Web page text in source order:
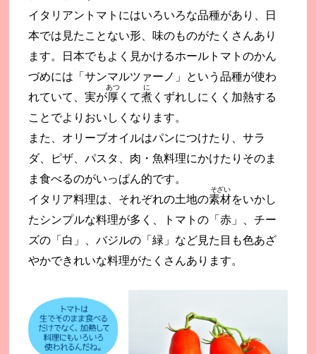
イタリアントマトにはいろいろな品種があり、日
本では見たことない形、味のものがたくさんあり
ます。日本でもよく見かけるホールトマトのかん
づめには「サンマルツァーノ」という品種が使わ
れていて、実が厚
あつ
くて煮
に
くずれしにくく加熱する
ことでよりおいしくなります。
また、オリーブオイルはパンにつけたり、サラ
ダ、ピザ、パスタ、肉・魚料理にかけたりそのま
ま食べるのがいっぱん的です。
イタリア料理は、それぞれの土地の素材
そざい
をいかし
たシンプルな料理が多く、トマトの「赤」、チー
ズの「白」、バジルの「緑」など見た目も色あざ
やかできれいな料理がたくさんあります。